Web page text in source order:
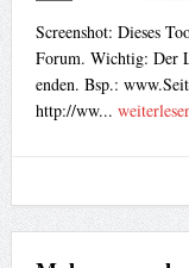
Screenshot: Dieses
Forum. Wichtig: Der
enden. Bsp.:
http://ww...